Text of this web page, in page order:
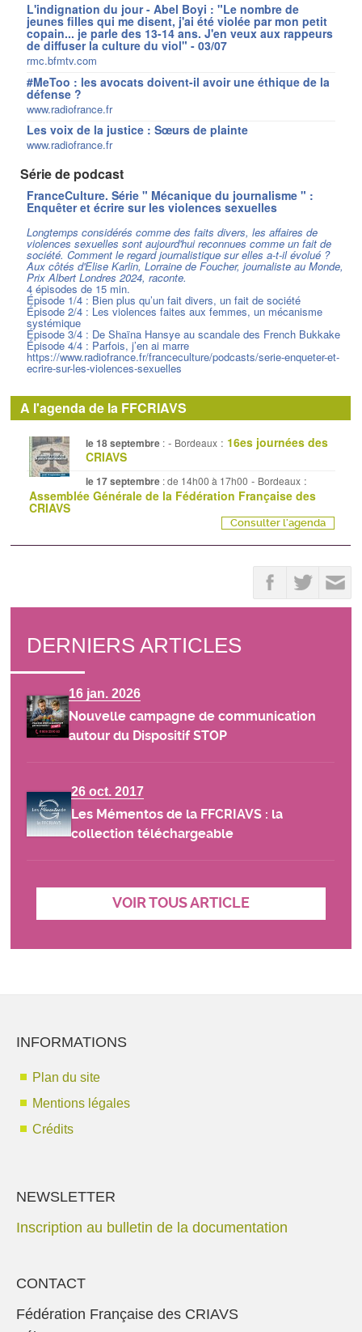
L'indignation du jour - Abel Boyi : "Le nombre de
jeunes filles qui me disent, j'ai été violée par mon petit
copain... je parle des 13-14 ans. J'en veux aux rappeurs
de diffuser la culture du viol" - 03/07
rmc.bfmtv.com
#MeToo : les avocats doivent-il avoir une éthique de la
défense ?
www.radiofrance.fr
Les voix de la justice : Sœurs de plainte
www.radiofrance.fr
Série de podcast
FranceCulture. Série " Mécanique du journalisme " :
Enquêter et écrire sur les violences sexuelles
Longtemps considérés comme des faits divers, les affaires de
violences sexuelles sont aujourd'hui reconnues comme un fait de
société. Comment le regard journalistique sur elles a-t-il évolué ?
Aux côtés d'Elise Karlin, Lorraine de Foucher, journaliste au Monde,
Prix Albert Londres 2024, raconte.
4 épisodes de 15 min.
Épisode 1/4 : Bien plus qu’un fait divers, un fait de société
Épisode 2/4 : Les violences faites aux femmes, un mécanisme
systémique
Épisode 3/4 : De Shaïna Hansye au scandale des French Bukkake
Épisode 4/4 : Parfois, j’en ai marre
https://www.radiofrance.fr/franceculture/podcasts/serie-enqueter-et-
ecrire-sur-les-violences-sexuelles
A l'agenda de la FFCRIAVS
le 18 septembre : - Bordeaux : 16es journées des
CRIAVS
le 17 septembre : de 14h00 à 17h00 - Bordeaux :
Assemblée Générale de la Fédération Française des
CRIAVS
Consulter l'agenda
DERNIERS ARTICLES
16 jan. 2026
Nouvelle campagne de communication
autour du Dispositif STOP
26 oct. 2017
Les Mémentos de la FFCRIAVS : la
collection téléchargeable
VOIR TOUS ARTICLE
INFORMATIONS
Plan du site
Mentions légales
Crédits
NEWSLETTER
Inscription au bulletin de la documentation
CONTACT
Fédération Française des CRIAVS